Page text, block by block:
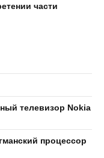
части
телевизор Nokia
процессор